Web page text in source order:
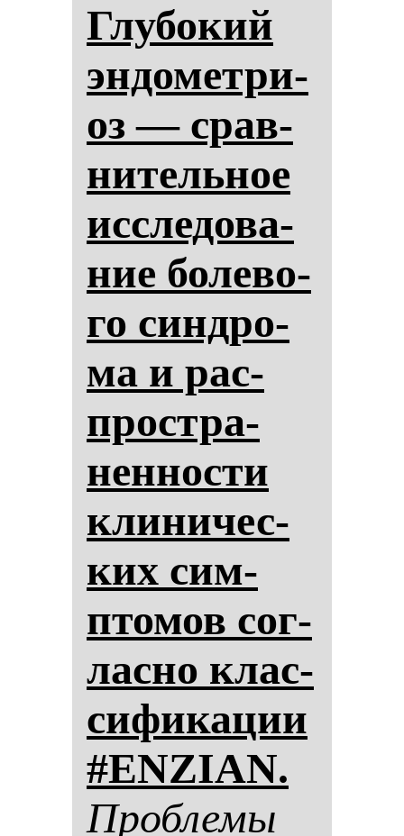
Глу­бо­кий
эн­до­мет­ри­
оз — срав­
ни­тель­ное
ис­сле­до­ва­
ние бо­ле­во­
го син­дро­
ма и рас­
простра­
нен­нос­ти
кли­ни­чес­
ких сим­
пто­мов сог­
лас­но клас­
си­фи­ка­ции
#ENZIAN.
Проб­ле­мы